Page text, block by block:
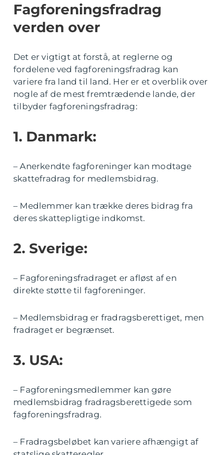
Fagforeningsfradrag
verden over
Det er vigtigt at forstå, at reglerne og
fordelene ved fagforeningsfradrag kan
variere fra land til land. Her er et overblik over
nogle af de mest fremtrædende lande, der
tilbyder fagforeningsfradrag:
1. Danmark:
– Anerkendte fagforeninger kan modtage
skattefradrag for medlemsbidrag.
– Medlemmer kan trække deres bidrag fra
deres skattepligtige indkomst.
2. Sverige:
– Fagforeningsfradraget er afløst af en
direkte støtte til fagforeninger.
– Medlemsbidrag er fradragsberettiget, men
fradraget er begrænset.
3. USA:
– Fagforeningsmedlemmer kan gøre
medlemsbidrag fradragsberettigede som
fagforeningsfradrag.
– Fradragsbeløbet kan variere afhængigt af